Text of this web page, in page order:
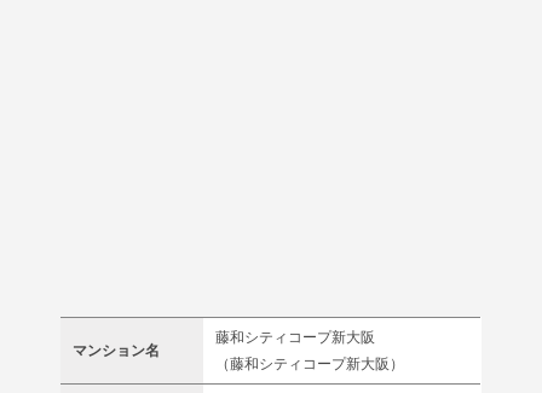
マンション名
藤和シティコープ新大阪
（藤和シティコープ新大阪）